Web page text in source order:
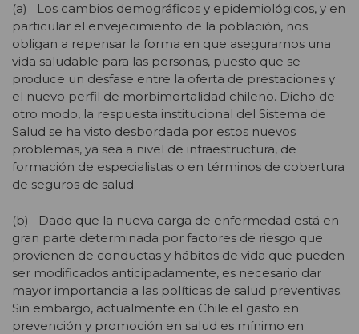
(a) Los cambios demográficos y epidemiológicos, y en
particular el envejecimiento de la población, nos
obligan a repensar la forma en que aseguramos una
vida saludable para las personas, puesto que se
produce un desfase entre la oferta de prestaciones y
el nuevo perfil de morbimortalidad chileno. Dicho de
otro modo, la respuesta institucional del Sistema de
Salud se ha visto desbordada por estos nuevos
problemas, ya sea a nivel de infraestructura, de
formación de especialistas o en términos de cobertura
de seguros de salud.
(b) Dado que la nueva carga de enfermedad está en
gran parte determinada por factores de riesgo que
provienen de conductas y hábitos de vida que pueden
ser modificados anticipadamente, es necesario dar
mayor importancia a las políticas de salud preventivas.
Sin embargo, actualmente en Chile el gasto en
prevención y promoción en salud es mínimo en